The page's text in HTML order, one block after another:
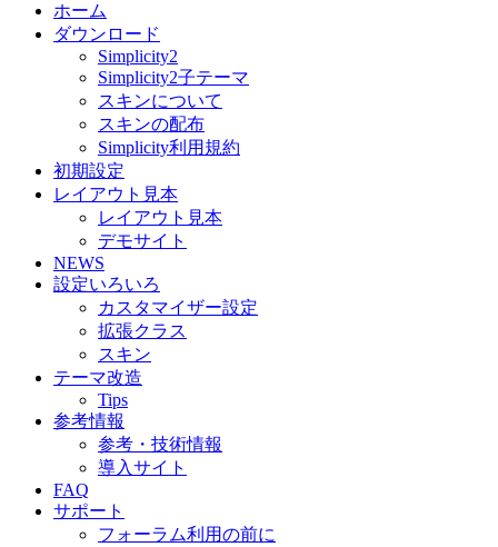
ホーム
ダウンロード
Simplicity2
Simplicity2子テーマ
スキンについて
スキンの配布
Simplicity利用規約
初期設定
レイアウト見本
レイアウト見本
デモサイト
NEWS
設定いろいろ
カスタマイザー設定
拡張クラス
スキン
テーマ改造
Tips
参考情報
参考・技術情報
導入サイト
FAQ
サポート
フォーラム利用の前に